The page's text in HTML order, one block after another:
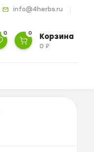
info@4herbs.ru
0 0 Корзина
0₽